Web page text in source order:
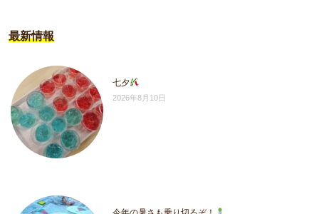
最新情報
七夕
2026年8月10日